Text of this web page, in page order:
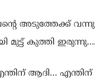
അടുത്തേക്ക്
മുട്ട് കുത്തി
ആദി… എന്തിന്‌